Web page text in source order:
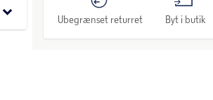
keyboard_arrow_down Ubegrænset returret Byt i butik